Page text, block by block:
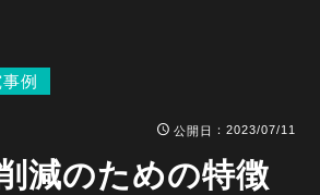
例
公開日 ：2023/07/11
減のための特徴